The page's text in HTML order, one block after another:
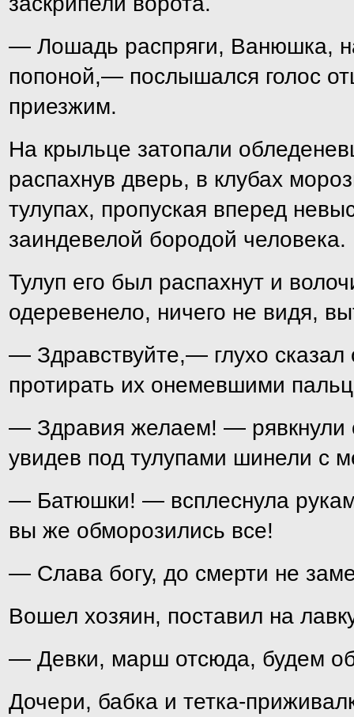
— Лошадь распряги, Ванюшка,
попоной,— послышался голос
приезжим.
На крыльце затопали
распахнув дверь, в клубах
тулупах, пропуская вперед
заиндевелой бородой человека.
Тулуп его был распахнут и
одеревенело, ничего не видя,
— Здравствуйте,— глухо сказал
протирать их онемевшими
— Здравия желаем! — рявкнули
увидев под тулупами шинели с
— Батюшки! — всплеснула
вы же обморозились все!
— Слава богу, до смерти не
Вошел хозяин, поставил на
— Девки, марш отсюда, будем
Дочери, бабка и тетка-